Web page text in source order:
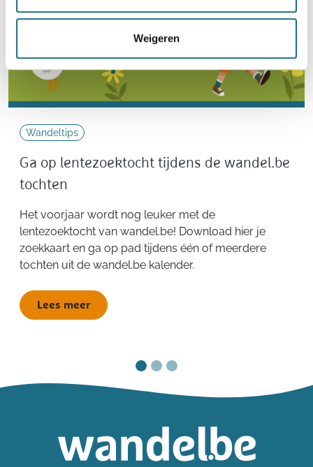
Weigeren
Wandeltips
Ga op lentezoektocht tijdens de wandel.be
tochten
Het voorjaar wordt nog leuker met de
lentezoektocht van wandel.be! Download hier je
zoekkaart en ga op pad tijdens één of meerdere
tochten uit de wandel.be kalender.
Lees meer